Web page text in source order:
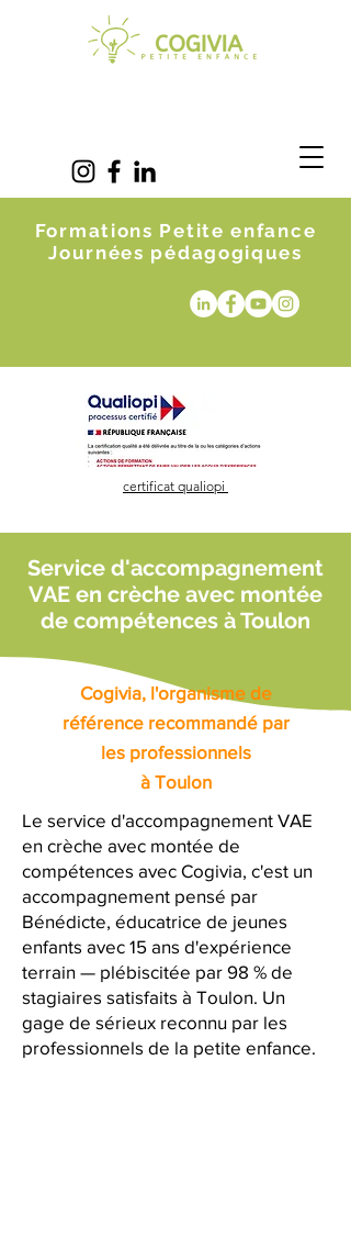
Formations Petite enfance
Journées pédagogiques
certificat qualiopi
Service d'accompagnement
VAE en crèche avec montée
de compétences à Toulon
Cogivia, l'organisme de
référence recommandé par
les professionnels
à Toulon
Le service d'accompagnement VAE
en crèche avec montée de
compétences avec Cogivia, c'est un
accompagnement pensé par
Bénédicte, éducatrice de jeunes
enfants avec 15 ans d'expérience
terrain — plébiscitée par 98 % de
stagiaires satisfaits à Toulon. Un
gage de sérieux reconnu par les
professionnels de la petite enfance.